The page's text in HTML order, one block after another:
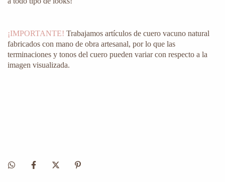
¡IMPORTANTE! Trabajamos artículos de cuero vacuno natural
fabricados con mano de obra artesanal, por lo que las
terminaciones y tonos del cuero pueden variar con respecto a la
imagen visualizada.